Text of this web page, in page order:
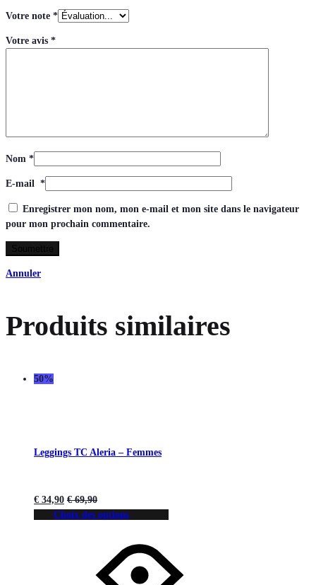
Votre note *
Votre avis *
Nom *
E-mail *
Enregistrer mon nom, mon e-mail et mon site dans le navigateur
pour mon prochain commentaire.
Annuler
Produits similaires
50%
Leggings TC Aleria – Femmes
€ 34,90 €69,90
Choix des options